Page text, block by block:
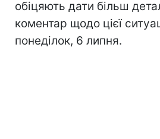
обіцяють дати більш
коментар щодо цієї
понеділок, 6 липня.